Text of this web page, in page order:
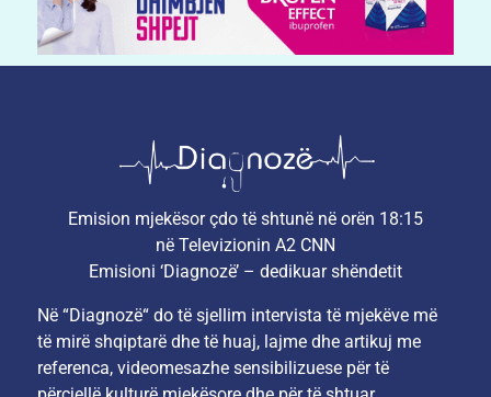
Emision mjekësor çdo të shtunë në orën 18:15
në Televizionin A2 CNN
Emisioni ‘Diagnozë’ – dedikuar shëndetit
Në “Diagnozë“ do të sjellim intervista të mjekëve më
të mirë shqiptarë dhe të huaj, lajme dhe artikuj me
referenca, videomesazhe sensibilizuese për të